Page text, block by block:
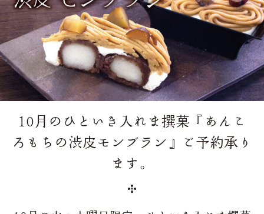
店舗情報
採用情報
10月のひといき入れま撰菓『あんこ
ろもちの渋皮モンブラン』ご予約承り
ます。